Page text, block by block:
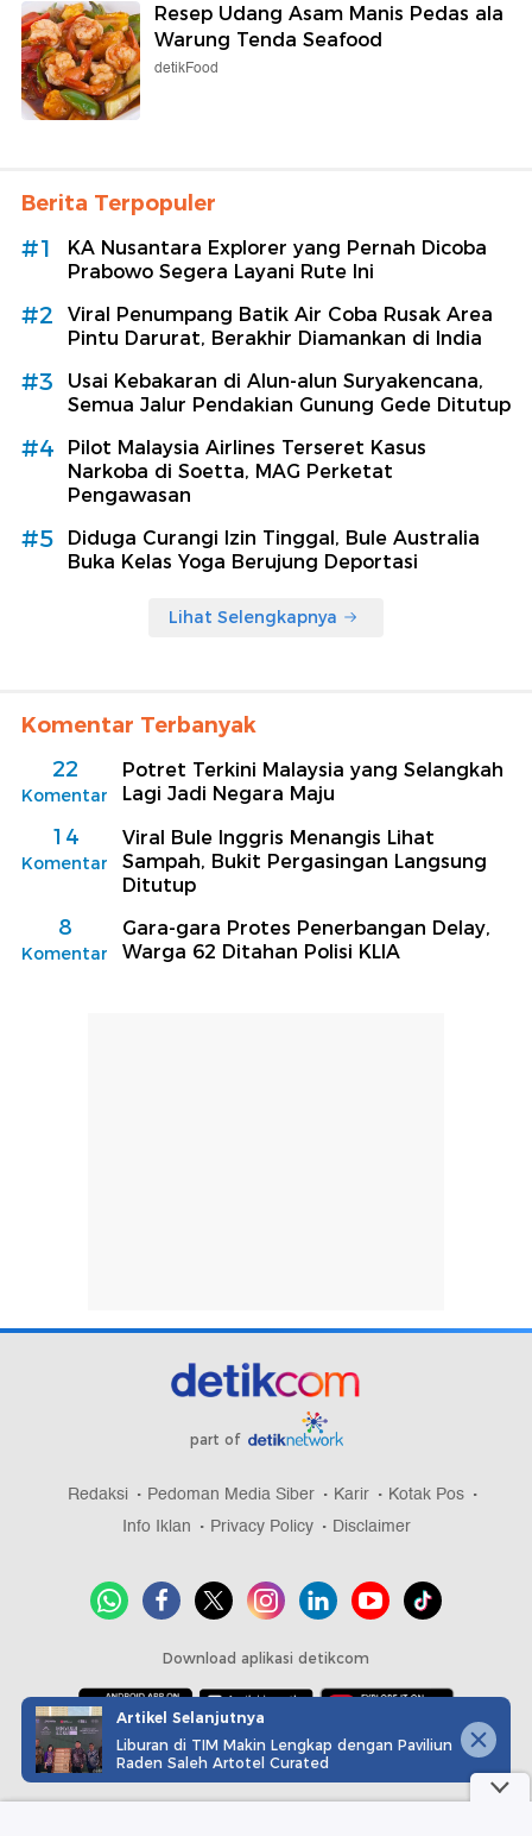
Resep Udang Asam Manis Pedas ala
Warung Tenda Seafood
detikFood
Berita Terpopuler
#1
KA Nusantara Explorer yang Pernah Dicoba
Prabowo Segera Layani Rute Ini
#2
Viral Penumpang Batik Air Coba Rusak Area
Pintu Darurat, Berakhir Diamankan di India
#3
Usai Kebakaran di Alun-alun Suryakencana,
Semua Jalur Pendakian Gunung Gede Ditutup
#4
Pilot Malaysia Airlines Terseret Kasus
Narkoba di Soetta, MAG Perketat
Pengawasan
#5
Diduga Curangi Izin Tinggal, Bule Australia
Buka Kelas Yoga Berujung Deportasi
Lihat Selengkapnya
Komentar Terbanyak
22
Komentar
Potret Terkini Malaysia yang Selangkah
Lagi Jadi Negara Maju
14
Komentar
Viral Bule Inggris Menangis Lihat
Sampah, Bukit Pergasingan Langsung
Ditutup
8
Komentar
Gara-gara Protes Penerbangan Delay,
Warga 62 Ditahan Polisi KLIA
part of
Redaksi Pedoman Media Siber Karir
Kotak Pos
Info Iklan
Privacy Policy Disclaimer
Download aplikasi detikcom
Copyright @ 2026 detikcom, All right reserved
Artikel Selanjutnya
Liburan di TIM Makin Lengkap dengan Paviliun
Raden Saleh Artotel Curated